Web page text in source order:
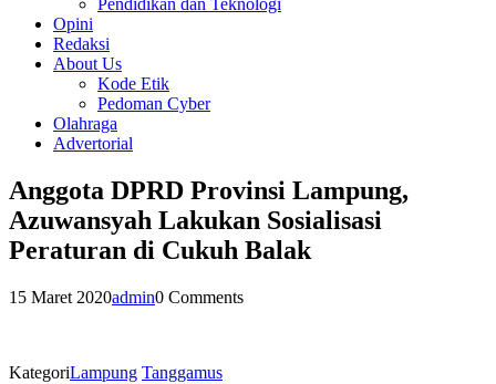
Pendidikan dan Teknologi
Opini
Redaksi
About Us
Kode Etik
Pedoman Cyber
Olahraga
Advertorial
Anggota DPRD Provinsi Lampung,
Azuwansyah Lakukan Sosialisasi
Peraturan di Cukuh Balak
15 Maret 2020admin0 Comments
KategoriLampung Tanggamus